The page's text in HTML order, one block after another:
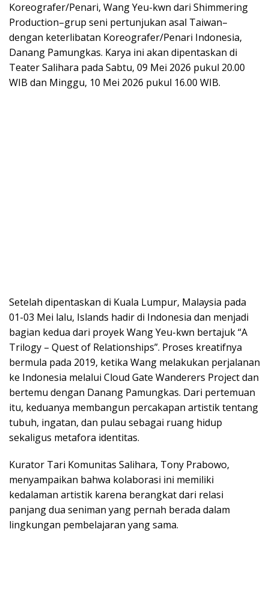
Koreografer/Penari, Wang Yeu-kwn dari Shimmering
Production–grup seni pertunjukan asal Taiwan–
dengan keterlibatan Koreografer/Penari Indonesia,
Danang Pamungkas. Karya ini akan dipentaskan di
Teater Salihara pada Sabtu, 09 Mei 2026 pukul 20.00
WIB dan Minggu, 10 Mei 2026 pukul 16.00 WIB.
Setelah dipentaskan di Kuala Lumpur, Malaysia pada
01-03 Mei lalu, Islands hadir di Indonesia dan menjadi
bagian kedua dari proyek Wang Yeu-kwn bertajuk “A
Trilogy – Quest of Relationships”. Proses kreatifnya
bermula pada 2019, ketika Wang melakukan perjalanan
ke Indonesia melalui Cloud Gate Wanderers Project dan
bertemu dengan Danang Pamungkas. Dari pertemuan
itu, keduanya membangun percakapan artistik tentang
tubuh, ingatan, dan pulau sebagai ruang hidup
sekaligus metafora identitas.
Kurator Tari Komunitas Salihara, Tony Prabowo,
menyampaikan bahwa kolaborasi ini memiliki
kedalaman artistik karena berangkat dari relasi
panjang dua seniman yang pernah berada dalam
lingkungan pembelajaran yang sama.